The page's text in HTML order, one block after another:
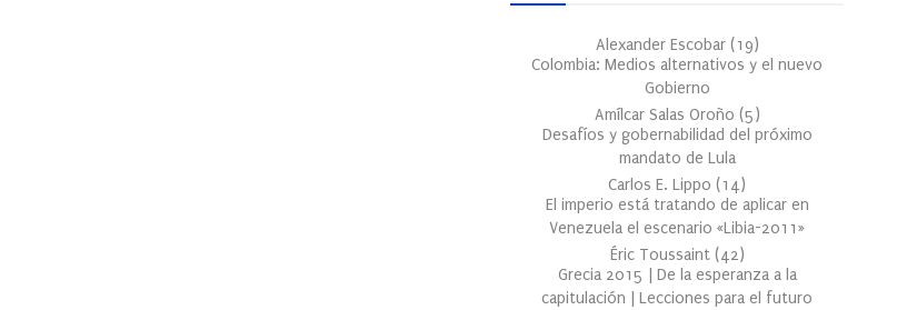
Alexander Escobar (19)
Colombia: Medios alternativos y el nuevo
Gobierno
Amílcar Salas Oroño (5)
Desafíos y gobernabilidad del próximo
mandato de Lula
Carlos E. Lippo (14)
El imperio está tratando de aplicar en
Venezuela el escenario «Libia-2011»
Éric Toussaint (42)
Grecia 2015 | De la esperanza a la
capitulación | Lecciones para el futuro